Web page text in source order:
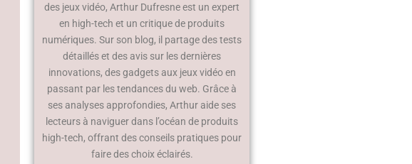
des jeux vidéo, Arthur Dufresne est un expert
en high-tech et un critique de produits
numériques. Sur son blog, il partage des tests
détaillés et des avis sur les dernières
innovations, des gadgets aux jeux vidéo en
passant par les tendances du web. Grâce à
ses analyses approfondies, Arthur aide ses
lecteurs à naviguer dans l’océan de produits
high-tech, offrant des conseils pratiques pour
faire des choix éclairés.